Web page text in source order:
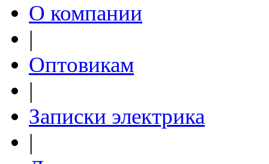
О компании
|
Оптовикам
|
Записки электрика
|